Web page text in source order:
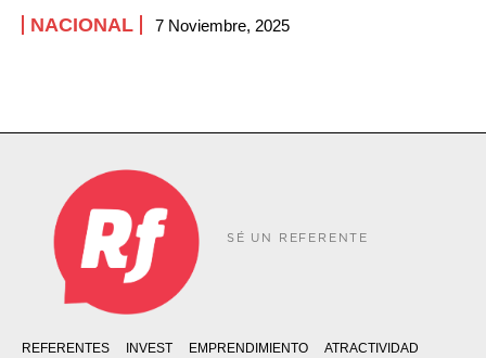
NACIONAL 7 Noviembre, 2025
SÉ UN REFERENTE
REFERENTES INVEST EMPRENDIMIENTO
ATRACTIVIDAD